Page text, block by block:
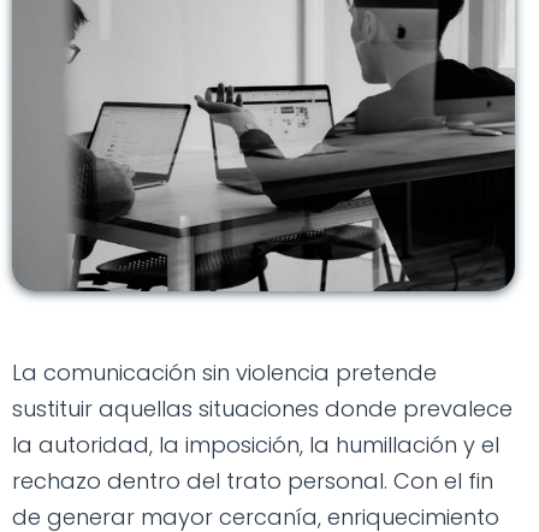
La comunicación sin violencia pretende
sustituir aquellas situaciones donde prevalece
la autoridad, la imposición, la humillación y el
rechazo dentro del trato personal. Con el fin
de generar mayor cercanía, enriquecimiento